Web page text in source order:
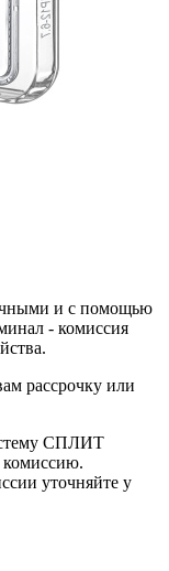
и с помощью
- комиссия
рассрочку или
СПЛИТ
комиссию.
уточняйте у